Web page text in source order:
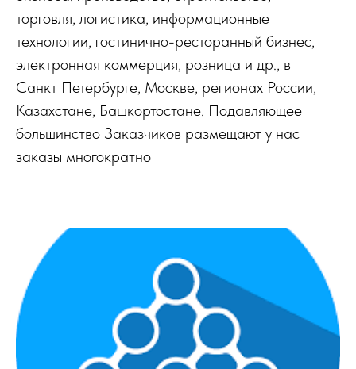
торговля, логистика, информационные
технологии, гостинично-ресторанный бизнес,
электронная коммерция, розница и др., в
Санкт Петербурге, Москве, регионах России,
Казахстане, Башкортостане. Подавляющее
большинство Заказчиков размещают у нас
заказы многократно